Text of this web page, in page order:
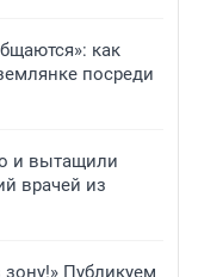
как
посреди
и вытащили
врачей из
Публикуем